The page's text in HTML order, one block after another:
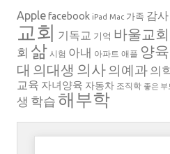
Applefacebook iPad Mac 가족 감사
교회 기독교 기억 바울교회
회 삶 시험 아내 아파트 애플 양육
대 의대생 의사의예과 의
교육 자녀양육 자동차 조직학 좋은 부
생 학습 해부학
다음 검색: